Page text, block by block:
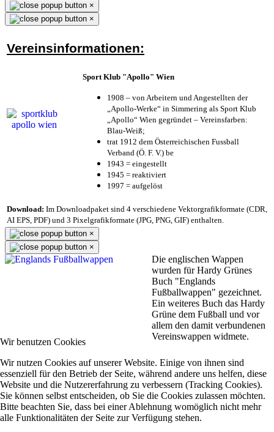
Wir benutzen Cookies
Wir nutzen Cookies auf unserer Website. Einige von ihnen sind
essenziell für den Betrieb der Seite, während andere uns helfen, diese
Website und die Nutzererfahrung zu verbessern (Tracking Cookies).
Sie können selbst entscheiden, ob Sie die Cookies zulassen möchten.
Bitte beachten Sie, dass bei einer Ablehnung womöglich nicht mehr
alle Funktionalitäten der Seite zur Verfügung stehen.
×
×
Vereinsinformationen:
Sport Klub "Apollo" Wien
1908 – von Arbeitern und Angestellten der
„Apollo-Werke“ in Simmering als Sport Klub
„Apollo“ Wien gegründet – Vereinsfarben:
Blau-Weiß;
trat 1912 dem Österreichischen Fussball
Verband (Ö. F. V.) be
1943 = eingestellt
1945 = reaktiviert
1997 = aufgelöst
Download: Im Downloadpaket sind 4 verschiedene Vektorgrafikformate (CDR,
AI EPS, PDF) und 3 Pixelgrafikformate (JPG, PNG, GIF) enthalten.
×
×
Die englischen Wappen
wurden für Hardy Grünes
Buch "Englands
Fußballwappen" gezeichnet.
Ein weiteres Buch das Hardy
Grüne dem Fußball und vor
allem den damit verbundenen
Vereinswappen widmete.